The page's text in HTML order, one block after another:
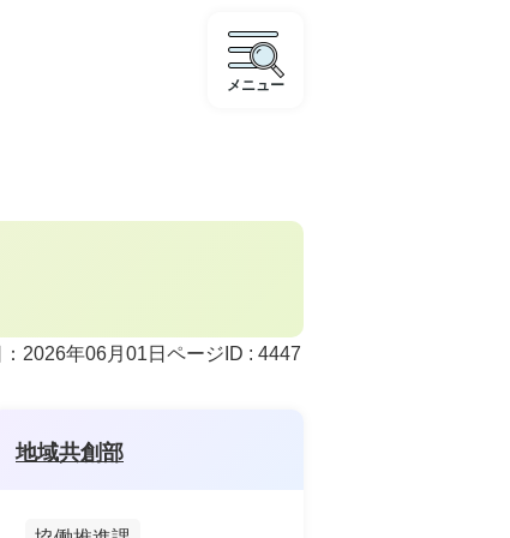
メニュー
2026年06月01日 ページID : 4447
地域共創部